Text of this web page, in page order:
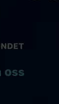
oss